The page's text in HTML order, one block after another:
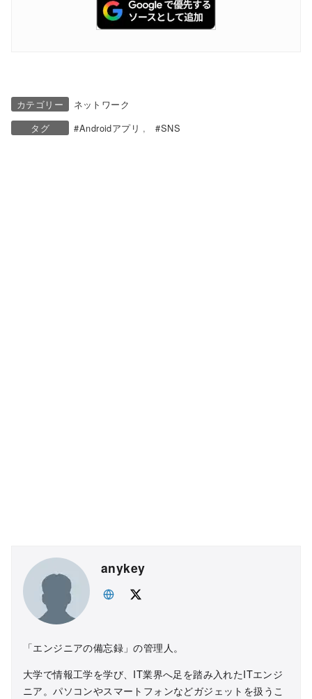
カテゴリー
ネットワーク
タグ
Androidアプリ SNS
anykey
「エンジニアの備忘録」の管理人。
大学で情報工学を学び、IT業界へ足を踏み入れたITエンジ
ニア。パソコンやスマートフォンなどガジェットを扱うこ